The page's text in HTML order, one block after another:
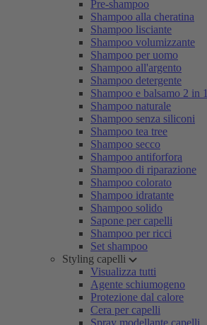
Pre-shampoo
Shampoo alla cheratina
Shampoo lisciante
Shampoo volumizzante
Shampoo per uomo
Shampoo all'argento
Shampoo detergente
Shampoo e balsamo 2 in 1
Shampoo naturale
Shampoo senza siliconi
Shampoo tea tree
Shampoo secco
Shampoo antiforfora
Shampoo di riparazione
Shampoo colorato
Shampoo idratante
Shampoo solido
Sapone per capelli
Shampoo per ricci
Set shampoo
Styling capelli
Visualizza tutti
Agente schiumogeno
Protezione dal calore
Cera per capelli
Spray modellante capelli